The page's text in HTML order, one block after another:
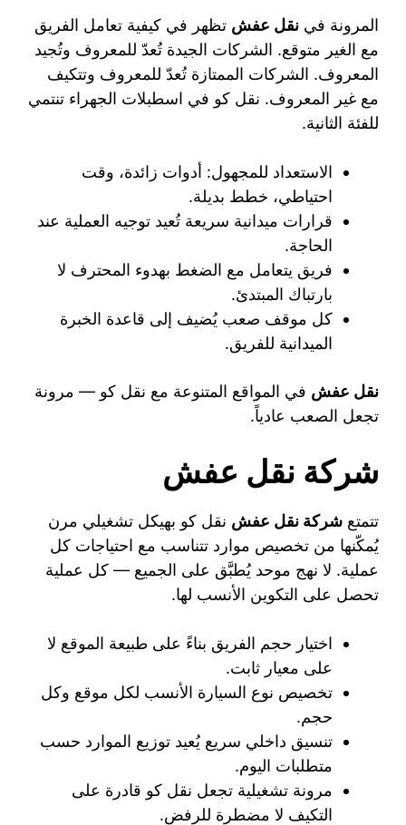
المرونة في نقل عفش تظهر في كيفية تعامل الفريق
مع الغير متوقع. الشركات الجيدة تُعدّ للمعروف وتُجيد
المعروف. الشركات الممتازة تُعدّ للمعروف وتتكيف
مع غير المعروف. نقل كو في اسطبلات الجهراء تنتمي
للفئة الثانية.
الاستعداد للمجهول: أدوات زائدة، وقت
احتياطي، خطط بديلة.
قرارات ميدانية سريعة تُعيد توجيه العملية عند
الحاجة.
فريق يتعامل مع الضغط بهدوء المحترف لا
بارتباك المبتدئ.
كل موقف صعب يُضيف إلى قاعدة الخبرة
الميدانية للفريق.
نقل عفش في المواقع المتنوعة مع نقل كو — مرونة
تجعل الصعب عادياً.
شركة نقل عفش
تتمتع شركة نقل عفش نقل كو بهيكل تشغيلي مرن
يُمكّنها من تخصيص موارد تتناسب مع احتياجات كل
عملية. لا نهج موحد يُطبَّق على الجميع — كل عملية
تحصل على التكوين الأنسب لها.
اختيار حجم الفريق بناءً على طبيعة الموقع لا
على معيار ثابت.
تخصيص نوع السيارة الأنسب لكل موقع وكل
حجم.
تنسيق داخلي سريع يُعيد توزيع الموارد حسب
متطلبات اليوم.
مرونة تشغيلية تجعل نقل كو قادرة على
التكيف لا مضطرة للرفض.